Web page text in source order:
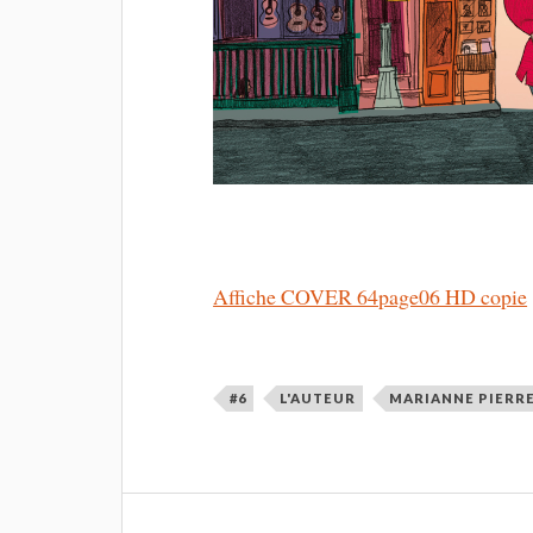
Affiche COVER 64page06 HD copie
#6 L'AUTEUR MARIANNE